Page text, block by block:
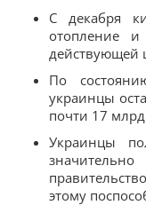
С декабря
отопление
действующей
По
украинцы
почти 17
Украинцы
этому